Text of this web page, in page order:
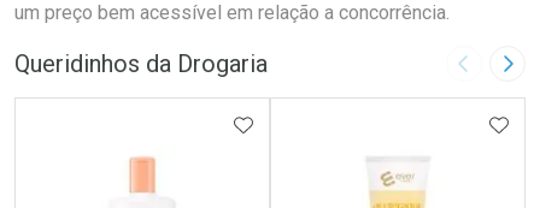
um preço bem acessível em relação a concorrência.
Queridinhos da Drogaria Imagem
ADICIONAR AOS FAVORITOS